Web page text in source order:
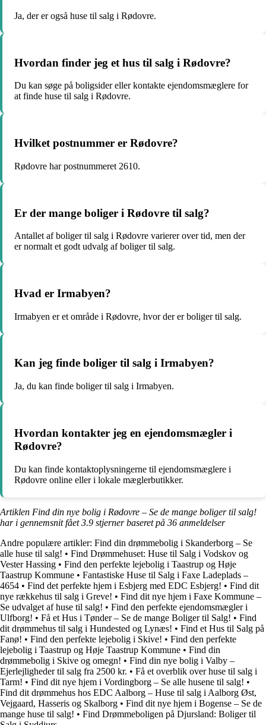
Ja, der er også huse til salg i Rødovre.
Hvordan finder jeg et hus til salg i Rødovre?
Du kan søge på boligsider eller kontakte ejendomsmæglere for
at finde huse til salg i Rødovre.
Hvilket postnummer er Rødovre?
Rødovre har postnummeret 2610.
Er der mange boliger i Rødovre til salg?
Antallet af boliger til salg i Rødovre varierer over tid, men der
er normalt et godt udvalg af boliger til salg.
Hvad er Irmabyen?
Irmabyen er et område i Rødovre, hvor der er boliger til salg.
Kan jeg finde boliger til salg i Irmabyen?
Ja, du kan finde boliger til salg i Irmabyen.
Hvordan kontakter jeg en ejendomsmægler i
Rødovre?
Du kan finde kontaktoplysningerne til ejendomsmæglere i
Rødovre online eller i lokale mæglerbutikker.
Artiklen Find din nye bolig i Rødovre – Se de mange boliger til salg!
har i gennemsnit fået3.9 stjerner baseret på 36 anmeldelser
Andre populære artikler: Find din drømmebolig i Skanderborg – Se
alle huse til salg! • Find Drømmehuset: Huse til Salg i Vodskov og
Vester Hassing • Find den perfekte lejebolig i Taastrup og Høje
Taastrup Kommune • Fantastiske Huse til Salg i Faxe Ladeplads –
4654 • Find det perfekte hjem i Esbjerg med EDC Esbjerg! • Find dit
nye rækkehus til salg i Greve! • Find dit nye hjem i Faxe Kommune –
Se udvalget af huse til salg! • Find den perfekte ejendomsmægler i
Ulfborg! • Få et Hus i Tønder – Se de mange Boliger til Salg! • Find
dit drømmehus til salg i Hundested og Lynæs! • Find et Hus til Salg på
Fanø! • Find den perfekte lejebolig i Skive! • Find den perfekte
lejebolig i Taastrup og Høje Taastrup Kommune • Find din
drømmebolig i Skive og omegn! • Find din nye bolig i Valby –
Ejerlejligheder til salg fra 2500 kr. • Få et overblik over huse til salg i
Tarm! • Find dit nye hjem i Vordingborg – Se alle husene til salg! •
Find dit drømmehus hos EDC Aalborg – Huse til salg i Aalborg Øst,
Vejgaard, Hasseris og Skalborg • Find dit nye hjem i Bogense – Se de
mange huse til salg! • Find Drømmeboligen på Djursland: Boliger til